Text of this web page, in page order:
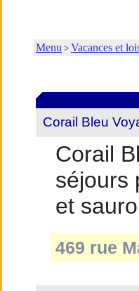
Menu > Vacances et
Corail Bleu
Corail
séjours
et
469 rue